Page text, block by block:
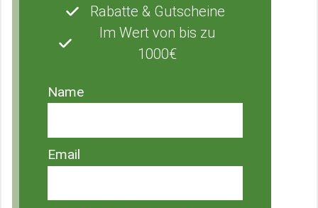
Rabatte & Gutscheine
Im Wert von bis zu
1000€
Name
Email